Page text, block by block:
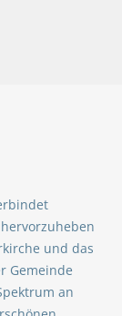
und das
Gemeinde
an